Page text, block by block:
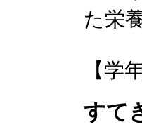
た栄
【学
すて